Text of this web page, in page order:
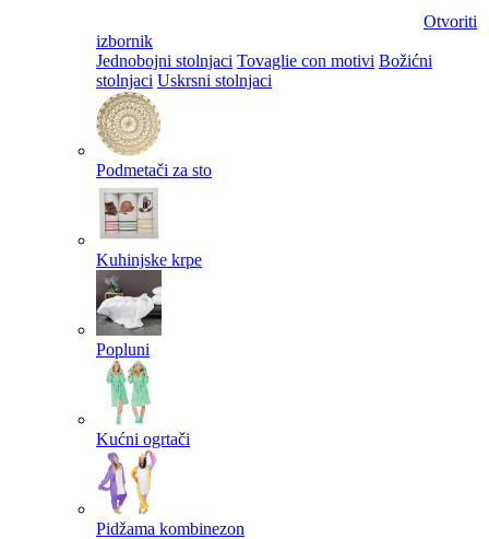
Otvoriti
izbornik
Jednobojni stolnjaci Tovaglie con motivi Božićni
stolnjaci Uskrsni stolnjaci
Podmetači za sto
Kuhinjske krpe
Popluni
Kućni ogrtači
Pidžama kombinezon